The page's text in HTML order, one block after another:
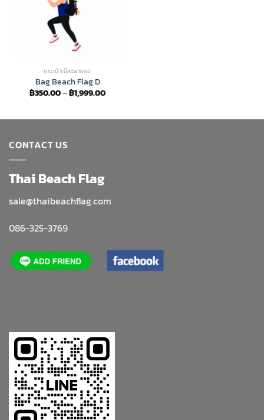
กระเป๋าเป้สะพายธง
Bag Beach Flag D
฿350.00–฿1,999.00Price
฿1,999.00
CONTACT US
Thai Beach Flag
sale@thaibeachflag.com
086-325-3769